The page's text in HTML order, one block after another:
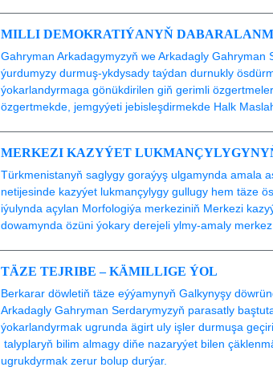
MILLI DEMOKRATIÝANYŇ
Gahryman Arkadagymyzyň we Arkadagly
ýurdumyzy durmuş-ykdysady taýdan durnukly
ýokarlandyrmaga gönükdirilen giň gerimli
özgertmekde, jemgyýeti jebisleşdirmekde Halk
MERKEZI KAZYÝET
Türkmenistanyň saglygy goraýyş ulgamynda amala
netijesinde kazyýet lukmançylygy gullugy hem täze
iýulynda açylan Morfologiýa merkeziniň Merkezi
dowamynda özüni ýokary derejeli ylmy-amaly
TÄZE TEJRIBE – KÄMILLIGE ÝOL
Berkarar döwletiň täze eýýamynyň Galkynyşy
Arkadagly Gahryman Serdarymyzyň parasatly
ýokarlandyrmak ugrunda ägirt uly işler durmuşa
talyplaryň bilim almagy diňe nazaryýet bilen
ugrukdyrmak zerur bolup durýar.